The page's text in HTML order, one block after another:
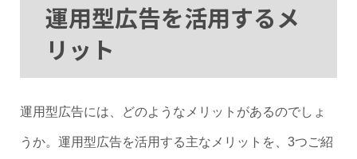
運用型広告を活用するメ
リット
運用型広告には、どのようなメリットがあるのでしょ
うか。運用型広告を活用する主なメリットを、3つご紹